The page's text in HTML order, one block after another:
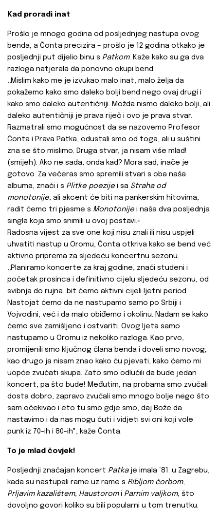
Kad proradi inat
Prošlo je mnogo godina od posljednjeg nastupa ovog
benda, a Čonta precizira – prošlo je 12 godina otkako je
posljednji put dijelio binu s Patkom. Kaže kako su ga dva
razloga natjerala da ponovno okupi bend.
‚‚Mislim kako me je izvukao malo inat, malo želja da
pokažemo kako smo daleko bolji bend nego ovaj drugi i
kako smo daleko autentičniji. Možda nismo daleko bolji, ali
daleko autentičniji je prava riječ i ovo je prava stvar.
Razmatrali smo mogućnost da se nazovemo Profesor
Čonta i Prava Patka, odustali smo od toga, ali u suštini
zna se što mislimo. Druga stvar, ja nisam više mlad!
(smijeh). Ako ne sada, onda kad? Mora sad, inače je
gotovo. Za večeras smo spremili stvari s oba naša
albuma, znači i s Plitke poezije i sa Straha od
monotonije, ali akcent će biti na pankerskim hitovima,
radit ćemo tri pjesme s Monotonije i naša dva posljednja
singla koja smo snimili u ovoj postavi.«
Radosna vijest za sve one koji nisu znali ili nisu uspjeli
uhvatiti nastup u Oromu, Čonta otkriva kako se bend već
aktivno priprema za sljedeću koncertnu sezonu.
‚‚Planiramo koncerte za kraj godine, znači studeni i
početak prosinca i definitivno cijelu sljedeću sezonu, od
svibnja do rujna, bit ćemo aktivni cijeli ljetni period.
Nastojat ćemo da ne nastupamo samo po Srbiji i
Vojvodini, već i da malo obiđemo i okolinu. Nadam se kako
ćemo sve zamišljeno i ostvariti. Ovog ljeta samo
nastupamo u Oromu iz nekoliko razloga. Kao prvo,
promijenili smo ključnog člana benda i doveli smo novog;
kao drugo ja nisam znao kako ću pjevati, kako ćemo mi
uopće zvučati skupa. Zato smo odlučili da bude jedan
koncert, pa što bude! Međutim, na probama smo zvučali
dosta dobro, zapravo zvučali smo mnogo bolje nego što
sam očekivao i eto tu smo gdje smo, daj Bože da
nastavimo i da nas mogu čuti i vidjeti svi oni koji vole
punk iz 70-ih i 80-ih", kaže Čonta.
To je mlad čovjek!
Posljednji značajan koncert Patkaje imala ‘81. u Zagrebu,
kada su nastupali rame uz rame s Ribljom čorbom,
Prljavim kazalištem, Haustoromi Parnim valjkom, što
dovoljno govori koliko su bili popularni u tom trenutku.